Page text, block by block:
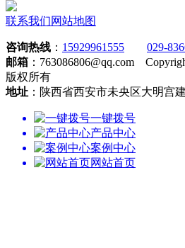
联系我们网站地图
咨询热线 ： 15929961555
029-
邮箱 ：763086806@qq.com
版权所有
地址 ：陕西省西安市未央区大明宫
一键拨号
产品中心
案例中心
网站首页